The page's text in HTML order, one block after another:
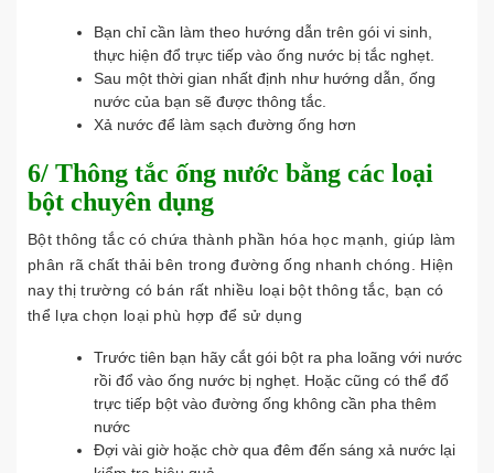
Bạn chỉ cần làm theo hướng dẫn trên gói vi sinh,
thực hiện đổ trực tiếp vào ống nước bị tắc nghẹt.
Sau một thời gian nhất định như hướng dẫn, ống
nước của bạn sẽ được thông tắc.
Xả nước để làm sạch đường ống hơn
6/ Thông tắc ống nước bằng các loại
bột chuyên dụng
Bột thông tắc có chứa thành phần hóa học mạnh, giúp làm
phân rã chất thải bên trong đường ống nhanh chóng. Hiện
nay thị trường có bán rất nhiều loại bột thông tắc, bạn có
thể lựa chọn loại phù hợp để sử dụng
Trước tiên bạn hãy cắt gói bột ra pha loãng với nước
rồi đổ vào ống nước bị nghẹt. Hoặc cũng có thể đổ
trực tiếp bột vào đường ống không cần pha thêm
nước
Đợi vài giờ hoặc chờ qua đêm đến sáng xả nước lại